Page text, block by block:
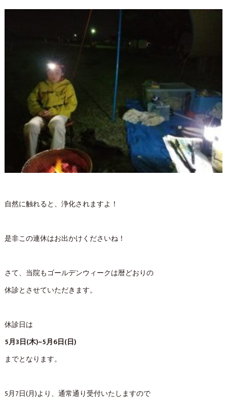
自然に触れると、浄化されますよ！
是非この連休はお出かけくださいね！
さて、当院もゴールデンウィークは暦どおりの
休診とさせていただきます。
休診日は
5月3日(木)~5月6日(日)
までとなります。
5月7日(月)より、通常通り受付いたしますので